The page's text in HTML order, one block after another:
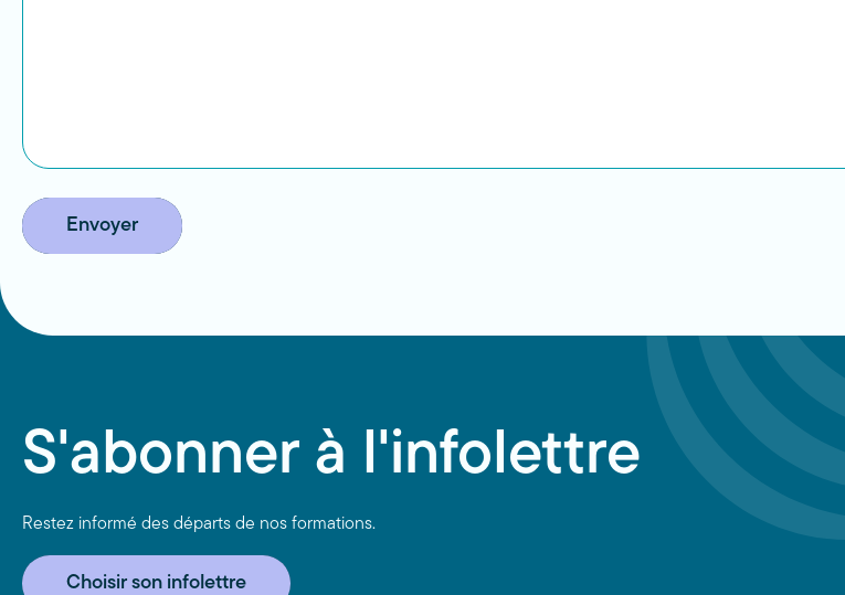
Envoyer
S'abonner à l'infolettre
Restez informé des départs de nos formations.
Choisir son infolettre